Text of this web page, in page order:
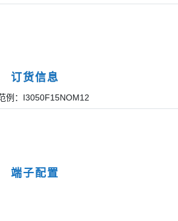
订货信息
例：I3050F15NOM12
端子配置